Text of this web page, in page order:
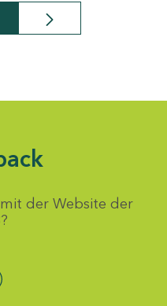
der Website der
auswählen